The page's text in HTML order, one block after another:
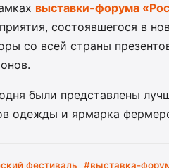
выставки-форума
состоявшегося в
со всей страны
были представлены
одежды и ярмарка
фестиваль #выставка-